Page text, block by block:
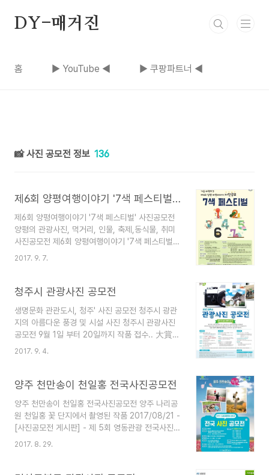
DY-매거진
홈 ▶ YouTube ◀ ▶ 쿠팡파트너 ◀
📸 사진 공모전 정보 136
제6회 양평여행이야기 '7색 페스티벌' 사진공모전
제6회 양평여행이야기 '7색 페스티벌' 사진공모전
양평의 관광사진, 먹거리, 인물, 축제,동식물, 취미
사진공모전 제6회 양평여행이야기 '7색 페스티벌'
사진공모전 주제 양평의 관광지, 먹거리, 인물, 축
일 참가자격 대한민국 국민 누구나 출품수 1인당 3
양평읍 군청앞길 2 양평군청 관광진흥과 시상내역
대상 / 1명 / 상금 300만원 금상 / 1명 / 상금 200
만원 은상 / 1명 / 상금 100만원 동상 / 1명 / 상금
50만원 입선 / 14명 / 상금 10만원 자세히보기
2017. 9. 7.
청주시 관광사진 공모전
생명문화 관관도시, 청주' 사진 공모전 청주시 광관
지의 아름다운 풍경 및 시설 사진 청주시 관광사진
공모전 9월 1일 부터 20일까지 작품 접수.. 大賞
상금 500만원 청주시가 청주의 수려한 자연환경과
모집한다. 청주시 고나광사진 공모전은 다양한 시각
킨 우수한 작품을 발굴하고, 알려지지 않은 숨은 매
력을 찾아 홍보하기 위해 올해 처음 개최하는 것이
다. 공모 주제는 '생명문화 관광도시, 청주'로 청주
시 관광지의 아름다운 풍경 및 시설 사진이다. 전 국
2017. 9. 4.
양주 천만송이 천일홍 전국사진공모전
양주 천만송이 천일홍 전국사진공모전 양주 나리공
원 천일홍 꽃 단지에서 촬영된 작품 2017/08/21 -
[사진공모전 게시판] - 제 5회 영동관광 전국사진
공모전 양주 천만송이 천일홍 전국사진공모전 주제
2017. 8. 29.